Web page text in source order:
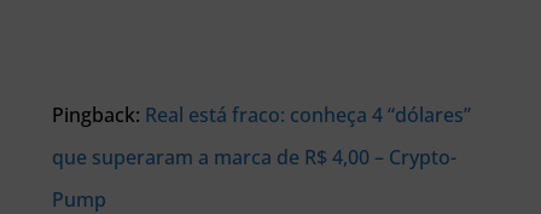
Pingback: Real está fraco: conheça 4 “dólares”
que superaram a marca de R$ 4,00 – Crypto-
Pump